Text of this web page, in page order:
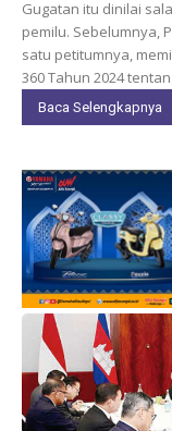
Gugatan itu dinilai
pemilu. Sebelumnya,
satu petitumnya,
360 Tahun 2024
Baca Selengkapnya